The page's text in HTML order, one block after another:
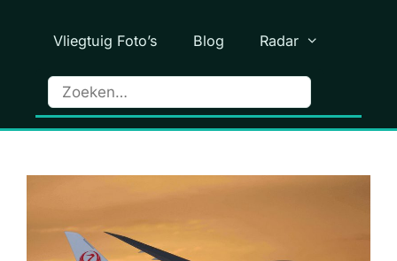
Vliegtuig Foto’s Blog Radar